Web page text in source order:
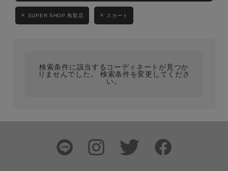
SUPER SHOP 鳥取店 スカート
検索条件に該当するコーディネートが見つか
りませんでした。 検索条件を変更してくださ
い。